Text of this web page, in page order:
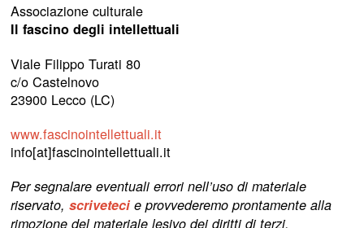
Associazione culturale
Il fascino degli intellettuali
Viale Filippo Turati 80
c/o Castelnovo
23900 Lecco (LC)
www.fascinointellettuali.it
info[at]fascinointellettuali.it
Per segnalare eventuali errori nell’uso di materiale
riservato,scriveteci e provvederemo prontamente alla
rimozione del materiale lesivo dei diritti di terzi.